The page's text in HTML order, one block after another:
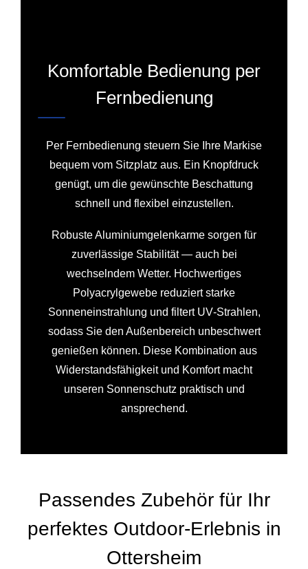
Komfortable Bedienung per
Fernbedienung
Per Fernbedienung steuern Sie Ihre Markise
bequem vom Sitzplatz aus. Ein Knopfdruck
genügt, um die gewünschte Beschattung
schnell und flexibel einzustellen.
Robuste Aluminiumgelenkarme sorgen für
zuverlässige Stabilität — auch bei
wechselndem Wetter. Hochwertiges
Polyacrylgewebe reduziert starke
Sonneneinstrahlung und filtert UV‑Strahlen,
sodass Sie den Außenbereich unbeschwert
genießen können. Diese Kombination aus
Widerstandsfähigkeit und Komfort macht
unseren Sonnenschutz praktisch und
ansprechend.
Passendes Zubehör für Ihr
perfektes Outdoor-Erlebnis in
Ottersheim